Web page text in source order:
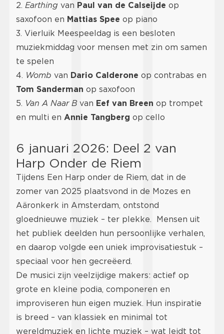
2. Earthing van Paul van de Calseijde op
saxofoon en Mattias Spee op piano
3. Vierluik Meespeeldag is een besloten
muziekmiddag voor mensen met zin om samen
te spelen
4. Womb van Dario Calderone op contrabas en
Tom Sanderman op saxofoon
5. Van A Naar B van Eef van Breen op trompet
en multi en Annie Tangberg op cello
6 januari 2026: Deel 2 van
Harp Onder de Riem
Tijdens Een Harp onder de Riem, dat in de
zomer van 2025 plaatsvond in de Mozes en
Aäronkerk in Amsterdam, ontstond
gloednieuwe muziek – ter plekke. Mensen uit
het publiek deelden hun persoonlijke verhalen,
en daarop volgde een uniek improvisatiestuk –
speciaal voor hen gecreëerd.
De musici zijn veelzijdige makers: actief op
grote en kleine podia, componeren en
improviseren hun eigen muziek. Hun inspiratie
is breed – van klassiek en minimal tot
wereldmuziek en lichte muziek – wat leidt tot